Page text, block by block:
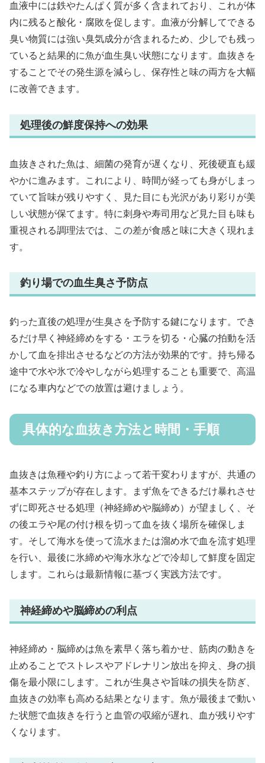
血液中には鉄やたんぱく質が多く含まれており、これが体
内に残ると酸化・腐敗を促します。血液が分解してできる
臭い物質には強い臭気成分が含まれるため、少しでも残っ
ていると結果的に魚が血生臭い状態になります。血抜きを
することでその発生源を減らし、保存性と味の両方を大幅
に改善できます。
処理後の鮮度保持への効果
血抜きされた魚は、細菌の発育が遅くなり、死後硬直も緩
やかに進みます。これにより、時間が経っても身がしまっ
ていて旨味が残りやすく、見た目にも光沢があり彩りが美
しい状態が保てます。特に刺身や寿司用など見た目も味も
重視される調理法では、この差が食感と味に大きく現れま
す。
釣り場での血生臭さ予防点
釣った直後の処理が生臭さを予防する鍵になります。でき
るだけ早く神経締めをする・エラを切る・心臓の拍動を活
かして血を排出させるなどの方法が効果的です。持ち帰る
途中で水や氷で冷やしながら処理することも重要で、高温
になる車内などでの放置は避けましょう。
具体的な血抜き方法と時間・手順
血抜きは魚種や釣り方によって若干変わりますが、共通の
基本ステップが存在します。まず魚をできるだけ暴れさせ
ずに即死させる処理（神経締めや脳締め）が望ましく、そ
の後エラや尾の付け根を切って血を抜く場所を確保しま
す。そして海水を使って流水または溜め水で血を流す処理
を行い、最後に氷締めや海水氷などで冷却して鮮度を固定
します。これらは最新情報に基づく実践方法です。
神経締めや脳締めの利点
神経締め・脳締めは魚を素早く落ち着かせ、筋肉の動きを
止めることでストレスやアドレナリン放出を抑え、身の損
傷を最小限にします。これが生臭さや旨味の損失を防ぎ、
血抜きの効率も高める結果となります。魚が最後まで動い
た状態で血抜きを行うと血管の収縮が遅れ、血が残りやす
くなります。